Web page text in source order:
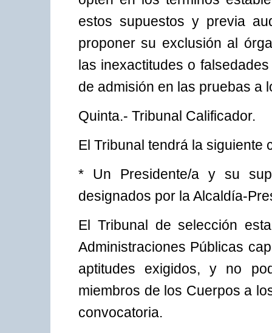
estos supuestos y previa
proponer su exclusión al
las inexactitudes o
de admisión en las pruebas a
Quinta.- Tribunal Calificador.
El Tribunal tendrá la siguiente
* Un Presidente/a y su
designados por la Alcaldía-
El Tribunal de selección
Administraciones Públicas
aptitudes exigidos, y no
miembros de los Cuerpos a
convocatoria.